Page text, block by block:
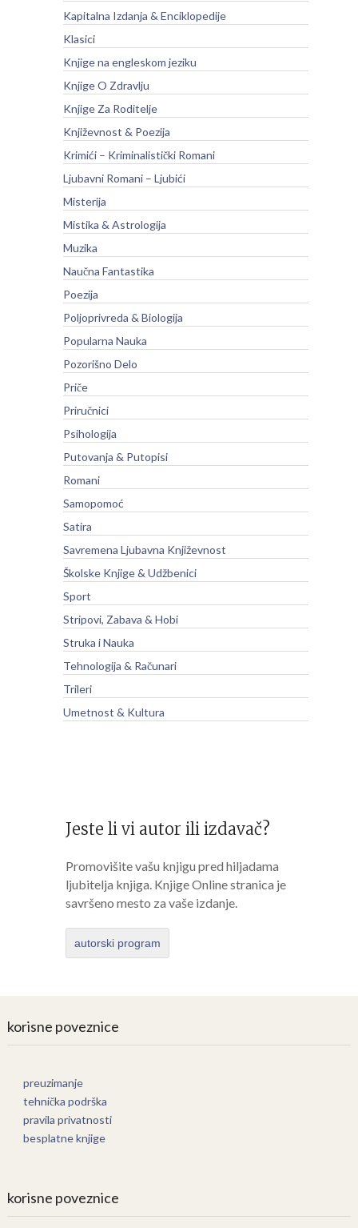
Kapitalna Izdanja & Enciklopedije
Klasici
Knjige na engleskom jeziku
Knjige O Zdravlju
Knjige Za Roditelje
Književnost & Poezija
Krimići – Kriminalistički Romani
Ljubavni Romani – Ljubići
Misterija
Mistika & Astrologija
Muzika
Naučna Fantastika
Poezija
Poljoprivreda & Biologija
Popularna Nauka
Pozorišno Delo
Priče
Priručnici
Psihologija
Putovanja & Putopisi
Romani
Samopomoć
Satira
Savremena Ljubavna Književnost
Školske Knjige & Udžbenici
Sport
Stripovi, Zabava & Hobi
Struka i Nauka
Tehnologija & Računari
Trileri
Umetnost & Kultura
Jeste li vi autor ili izdavač?
Promovišite vašu knjigu pred hiljadama
ljubitelja knjiga. Knjige Online stranica je
savršeno mesto za vaše izdanje.
autorski program
korisne poveznice
preuzimanje
tehnička podrška
pravila privatnosti
besplatne knjige
korisne poveznice